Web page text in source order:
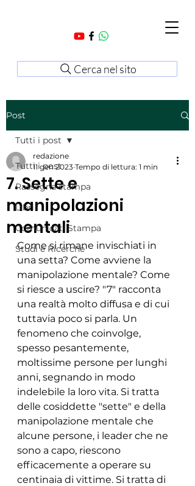
Cerca nel sito
Post
Tutti i post
Rassegna stampa
Libri
Comunicati Stampa
Studi e Ricerche
Tutti i post
7. Sette e
manipolazioni
mentali
redazione
11 gen 2023 Tempo di lettura: 1 min
Come si rimane invischiati in
una setta? Come avviene la
manipolazione mentale? Come
si riesce a uscire? "7" racconta
una realtà molto diffusa e di cui
tuttavia poco si parla. Un
fenomeno che coinvolge,
spesso pesantemente,
moltissime persone per lunghi
anni, segnando in modo
indelebile la loro vita. Si tratta
delle cosiddette "sette" e della
manipolazione mentale che
alcune persone, i leader che ne
sono a capo, riescono
efficacemente a operare su
centinaia di vittime. Si tratta di